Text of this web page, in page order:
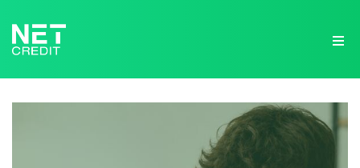
NetCredit.lv